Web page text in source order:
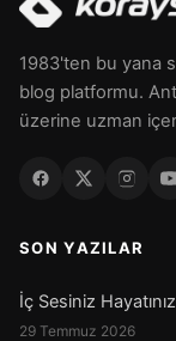
1983'ten bu yana
blog platformu.
üzerine uzman
SON YAZILAR
İç Sesiniz
29 Temmuz 2026